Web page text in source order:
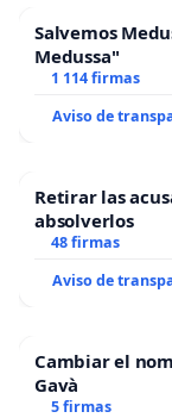
Salvemos
Medussa"
1 114 firmas
Aviso de
Retirar las
absolverlos
48 firmas
Aviso de
Cambiar el
Gavà
5 firmas